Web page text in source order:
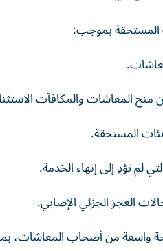
المستحقة بموجب:
المستحقة.
لم تؤدِ إلى إنهاء الخدمة.
العجز الجزئي الإصابي.
واسعة من أصحاب المعاشات،